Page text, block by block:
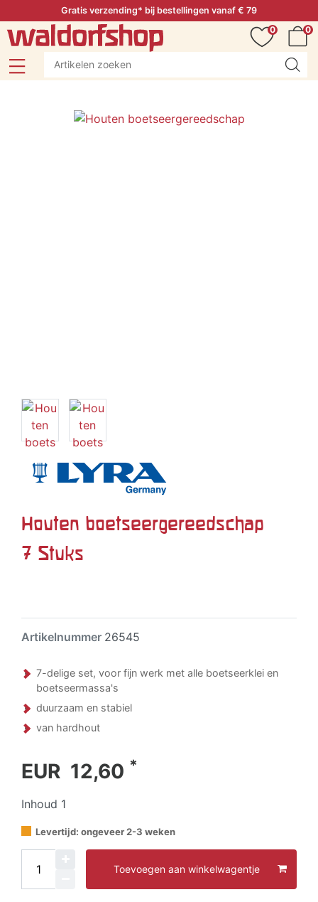
Gratis verzending* bij bestellingen vanaf € 79
0
0
Houten boetseergereedschap
7 Stuks
Artikelnummer 26545
7-delige set, voor fijn werk met alle boetseerklei en
boetseermassa's
duurzaam en stabiel
van hardhout
EUR 12,60 *
Inhoud 1
Levertijd: ongeveer 2-3 weken
Toevoegen aan winkelwagentje